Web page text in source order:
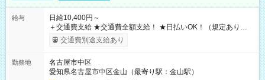
給与
日給10,400円～
＋交通費支給 ★交通費全額支給！ ★日払いOK！（規定あり） ┗
働いたその日に現金GET♪ お仕事後はコンビニATMから 日払
交通費別途支給あり
勤務地
名古屋市中区
愛知県名古屋市中区金山（最寄り駅：金山駅）